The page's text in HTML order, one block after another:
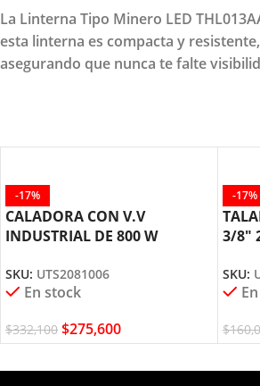
La Linterna Tipo Minero LED
esta linterna es compacta y
asegurando que nunca te falte
-17%
CALADORA CON V.V
INDUSTRIAL DE 800 W
SKU: UTS2081006
En stock
$332,100 $275,600
-17%
3/8″
SKU:
$